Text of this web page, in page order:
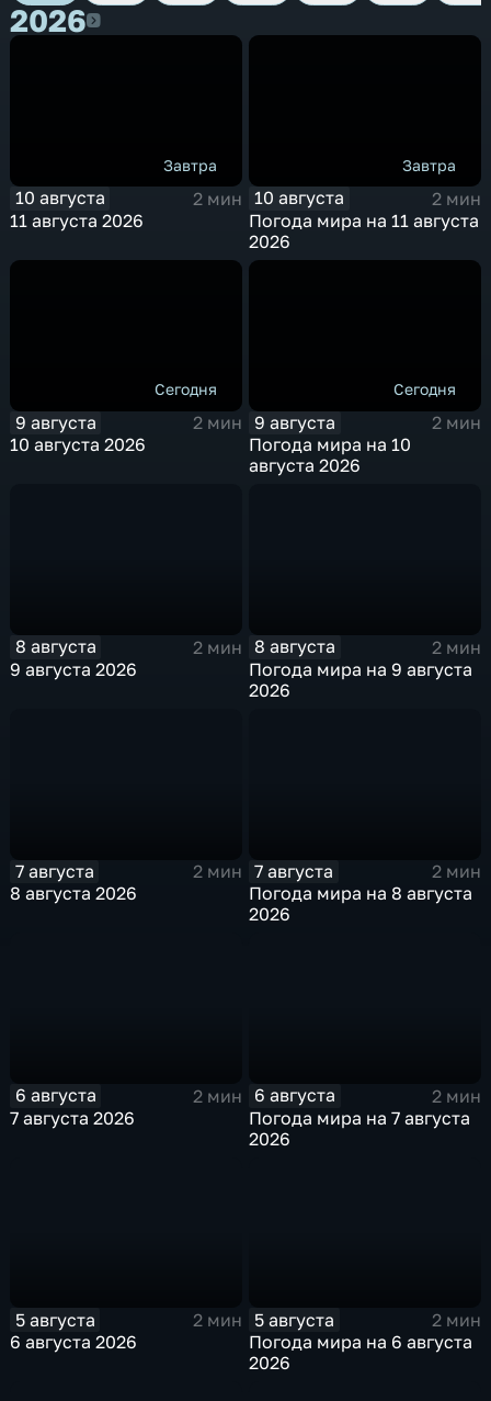
20262026
Завтра
10 августа
2 мин
11 августа 2026
Завтра
10 августа
2 мин
Погода мира на 11 августа
2026
Сегодня
9 августа
2 мин
10 августа 2026
Сегодня
9 августа
2 мин
Погода мира на 10
августа 2026
8 августа
2 мин
9 августа 2026
8 августа
2 мин
Погода мира на 9 августа
2026
7 августа
2 мин
8 августа 2026
7 августа
2 мин
Погода мира на 8 августа
2026
6 августа
2 мин
7 августа 2026
6 августа
2 мин
Погода мира на 7 августа
2026
5 августа
2 мин
6 августа 2026
5 августа
2 мин
Погода мира на 6 августа
2026